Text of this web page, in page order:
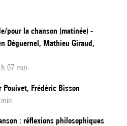
pour la chanson (matinée) -
Déguernel, Mathieu Giraud,
07 min
Pouivet, Frédéric Bisson
: réflexions philosophiques